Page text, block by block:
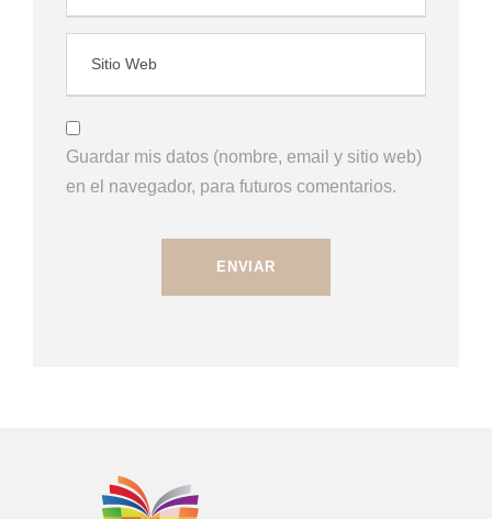
Guardar mis datos (nombre, email y sitio web)
en el navegador, para futuros comentarios.